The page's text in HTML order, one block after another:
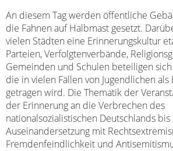
An diesem Tag werden öffentliche
die Fahnen auf Halbmast gesetzt.
vielen Städten eine Erinnerungskultur
Parteien, Verfolgtenverbände,
Gemeinden und Schulen beteiligen
die in vielen Fällen von Jugendlichen
getragen wird. Die Thematik der
der Erinnerung an die Verbrechen des
nationalsozialistischen Deutschlands bis
Auseinandersetzung mit
Fremdenfeindlichkeit und